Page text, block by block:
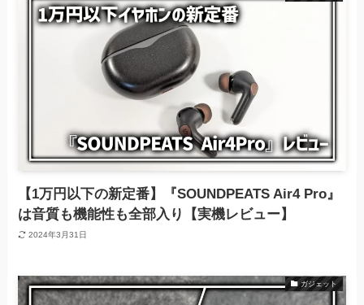
【1万円以下の新定番】『SOUNDPEATS Air4 Pro』
は音質も機能性も全部入り【実機レビュー】
2024年3月31日
ガジェット